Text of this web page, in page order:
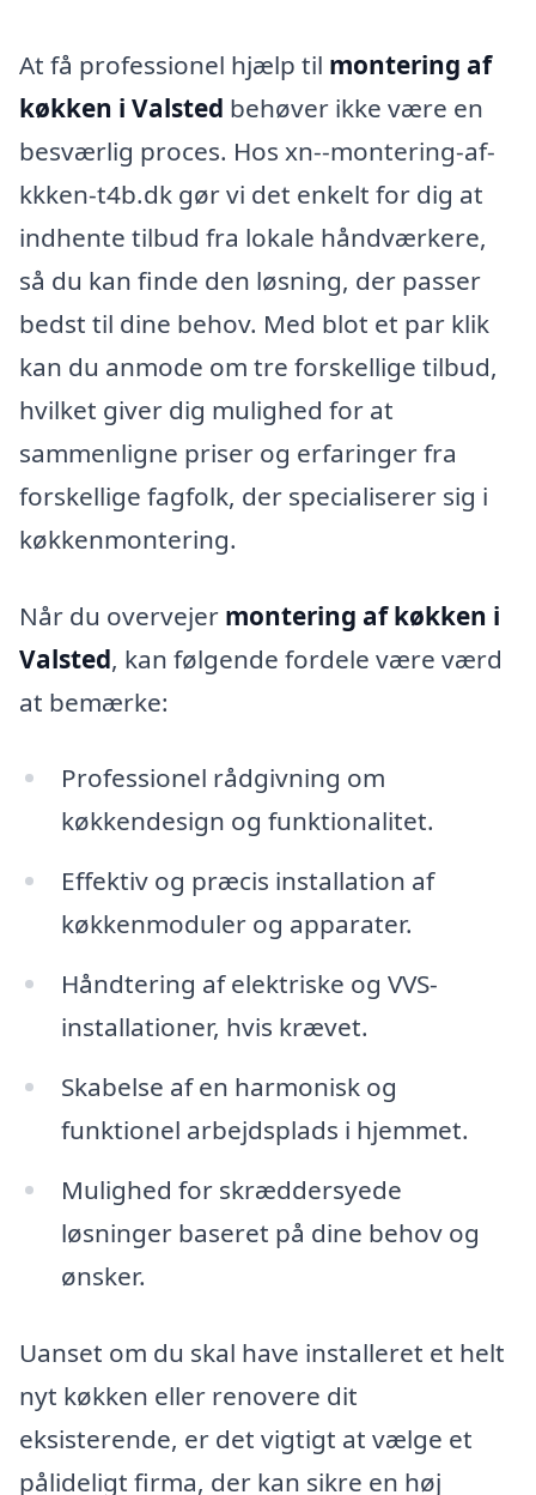
At få professionel hjælp til montering af
køkken i Valsted behøver ikke være en
besværlig proces. Hos xn--montering-af-
kkken-t4b.dk gør vi det enkelt for dig at
indhente tilbud fra lokale håndværkere,
så du kan finde den løsning, der passer
bedst til dine behov. Med blot et par klik
kan du anmode om tre forskellige tilbud,
hvilket giver dig mulighed for at
sammenligne priser og erfaringer fra
forskellige fagfolk, der specialiserer sig i
køkkenmontering.
Når du overvejer montering af køkken i
Valsted, kan følgende fordele være værd
at bemærke:
Professionel rådgivning om
køkkendesign og funktionalitet.
Effektiv og præcis installation af
køkkenmoduler og apparater.
Håndtering af elektriske og VVS-
installationer, hvis krævet.
Skabelse af en harmonisk og
funktionel arbejdsplads i hjemmet.
Mulighed for skræddersyede
løsninger baseret på dine behov og
ønsker.
Uanset om du skal have installeret et helt
nyt køkken eller renovere dit
eksisterende, er det vigtigt at vælge et
pålideligt firma, der kan sikre en høj